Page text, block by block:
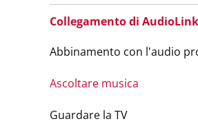
Collegamento di
Abbinamento con l'audio
Ascoltare musica
Guardare la TV